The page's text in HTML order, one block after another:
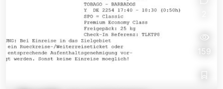
159